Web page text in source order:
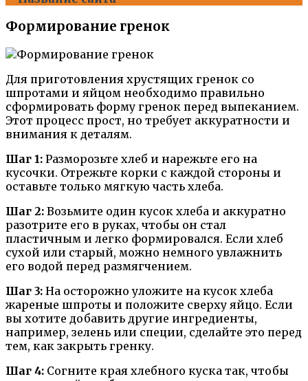
Формирование гренок
Для приготовления хрустящих гренок со
шпротами и яйцом необходимо правильно
сформировать форму гренок перед выпеканием.
Этот процесс прост, но требует аккуратности и
внимания к деталям.
Шаг 1: Разморозьте хлеб и нарежьте его на
кусочки. Отрежьте корки с каждой стороны и
оставьте только мягкую часть хлеба.
Шаг 2: Возьмите один кусок хлеба и аккуратно
разотрите его в руках, чтобы он стал
пластичным и легко формировался. Если хлеб
сухой или старый, можно немного увлажнить
его водой перед размягчением.
Шаг 3: На осторожно уложите на кусок хлеба
жареные шпроты и положите сверху яйцо. Если
вы хотите добавить другие ингредиенты,
например, зелень или специи, сделайте это перед
тем, как закрыть гренку.
Шаг 4: Согните края хлебного куска так, чтобы